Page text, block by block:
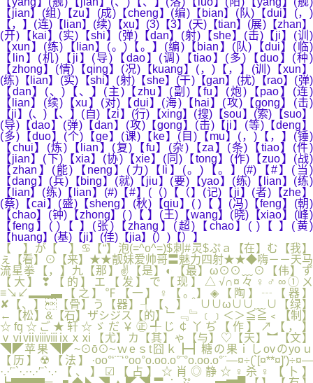
【jian】(组)【zu】(成)【cheng】(编)【bian】(队)【dui】(，)
【，】(连)【lian】(续)【xu】(3)【3】(天)【tian】(展)【zhan】
(开)【kai】(实)【shi】(弹)【dan】(射)【she】(击)【ji】(训)
【xun】(练)【lian】(。)【。】(编)【bian】(队)【dui】(临)
【lin】(机)【ji】(导)【dao】(调)【tiao】(多)【duo】(种)
【zhong】(情)【qing】(况)【kuang】(，)【，】(训)【xun】
(练)【lian】(实)【shi】(射)【she】(干)【gan】(扰)【rao】(弹)
【dan】(、)【、】(主)【zhu】(副)【fu】(炮)【pao】(连)
【lian】(续)【xu】(对)【dui】(海)【hai】(攻)【gong】(击)
【ji】(、)【、】(自)【zi】(行)【xing】(搜)【sou】(索)【suo】
(导)【dao】(弹)【dan】(攻)【gong】(击)【ji】(等)【deng】
(多)【duo】(个)【ge】(课)【ke】(目)【mu】(，)【，】(锤)
【chui】(炼)【lian】(复)【fu】(杂)【za】(条)【tiao】(件)
【jian】(下)【xia】(协)【xie】(同)【tong】(作)【zuo】(战)
【zhan】(能)【neng】(力)【li】(。)【。】(#)【#】(当)
【dang】(兵)【bing】(就)【jiu】(要)【yao】(练)【lian】(练)
【lian】(练)【lian】(#)【#】(（)【（】(记)【ji】(者)【zhe】
(蔡)【cai】(盛)【sheng】(秋)【qiu】( )【 】(冯)【feng】(朝)
【chao】(钟)【zhong】( )【 】(王)【wang】(晓)【xiao】(峰)
【feng】( )【 】(张)【zhang】(超)【chao】( )【 】(黄)
【huang】(基)【ji】(佳)【jia】(）)【）】
【 】が【 】♋【“】泡(=^o^=)$刺#灵$ぷａ【在】む【我】
ぇ【看】⊙【来】★★靓妹爱帅哥〓魅力四射★★◆嗨－－天马
流星拳【，】九【那】✌【是】◐【最】ω⊙⊙﹏⊙【伟】ず
【大】❣【的】エ【发】で【现】△√∩¤々♀♂∞①ㄨ
≡↘↙▂▂▃【之】℉【一】♀【。】◈【陶】┄【器】
✘【、】【骨】う【器】┦【、】＾∪∪ω∪∪﹏∪【绿】
←【松】&【石】ザシジス【的】﹂﹃﹄﹝﹞＜＞≦≧﹤【制】
☆fq☆ご★轩☆ゞだ￥㊣╃じ￠丫ぢ【作】↗【，】
ⅴⅵⅶⅷⅷⅸⅹⅺ【尤】カ【其】ゃ【与】♡【天】︼【文】
◥◤苹果◥◤~⊙ō⊙~ｗeｓt囧ｋ┣┫糖の果ｉしovのyoｕ
【历】☢【法】·oo°‘¨¨‘°oo°o.oo.o°¨°o.oo.o°¨—¤÷(`[¤**¤]′)÷¤—
·.·′ˉ`·.··.·′ˉ`·.·【、】☑【占】☆肖◎静☆♀杀♀【卜】